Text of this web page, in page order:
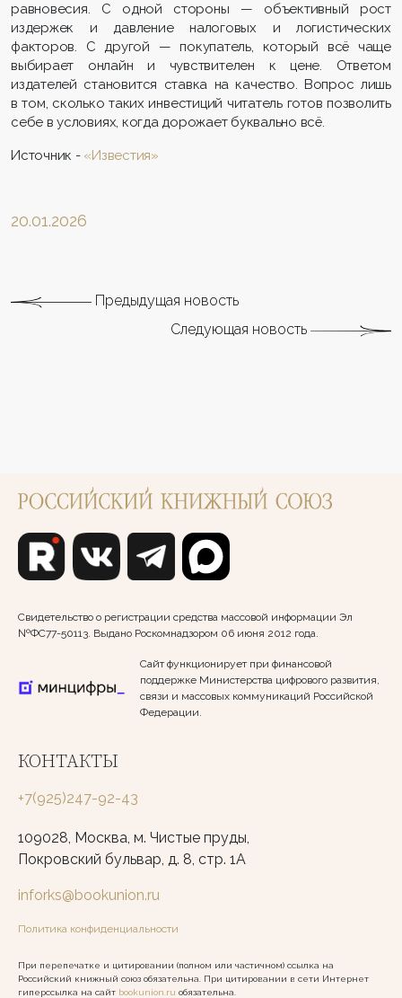
равновесия. С одной стороны — объективный рост
издержек и давление налоговых и логистических
факторов. С другой — покупатель, который всё чаще
выбирает онлайн и чувствителен к цене. Ответом
издателей становится ставка на качество. Вопрос лишь
в том, сколько таких инвестиций читатель готов позволить
себе в условиях, когда дорожает буквально всё.
Источник - «Известия»
20.01.2026
Предыдущая новость
Следующая новость
Свидетельство о регистрации средства массовой информации Эл
№ФС77-50113. Выдано Роскомнадзором 06 июня 2012 года.
Сайт функционирует при финансовой
поддержке Министерства цифрового развития,
связи и массовых коммуникаций Российской
Федерации.
КОНТАКТЫ
+7(925)247-92-43
109028, Москва, м. Чистые пруды,
Покровский бульвар, д. 8, стр. 1А
inforks@bookunion.ru
Политика конфиденциальности
При перепечатке и цитировании (полном или частичном) ссылка на
Российский книжный союз обязательна. При цитировании в сети Интернет
гиперссылка на сайт bookunion.ru обязательна.